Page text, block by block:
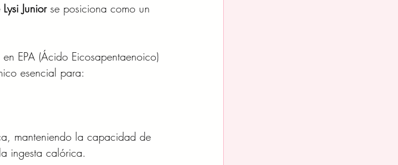
Junior se posiciona como un
EPA (Ácido Eicosapentaenoico)
esencial para:
manteniendo la capacidad de
ingesta calórica.